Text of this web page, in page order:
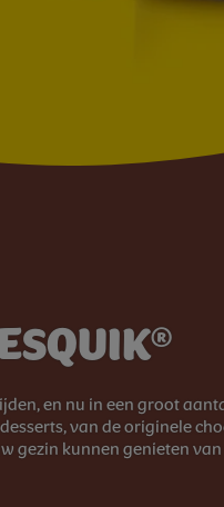
en nu in een groot
van de originele
gezin kunnen genieten van